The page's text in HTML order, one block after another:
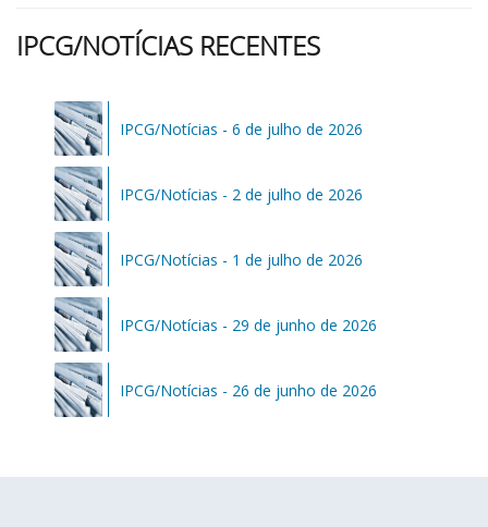
IPCG/NOTÍCIAS RECENTES
IPCG/Notícias - 6 de julho de 2026
IPCG/Notícias - 2 de julho de 2026
IPCG/Notícias - 1 de julho de 2026
IPCG/Notícias - 29 de junho de 2026
IPCG/Notícias - 26 de junho de 2026